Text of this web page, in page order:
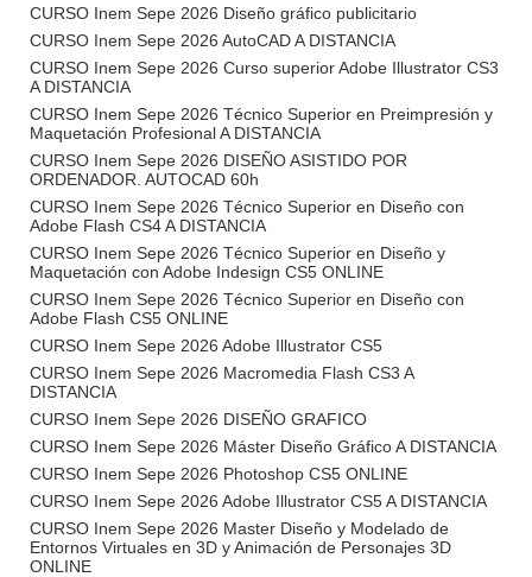
CURSO Inem Sepe 2026 Diseño gráfico publicitario
CURSO Inem Sepe 2026 AutoCAD A DISTANCIA
CURSO Inem Sepe 2026 Curso superior Adobe Illustrator CS3
A DISTANCIA
CURSO Inem Sepe 2026 Técnico Superior en Preimpresión y
Maquetación Profesional A DISTANCIA
CURSO Inem Sepe 2026 DISEÑO ASISTIDO POR
ORDENADOR. AUTOCAD 60h
CURSO Inem Sepe 2026 Técnico Superior en Diseño con
Adobe Flash CS4 A DISTANCIA
CURSO Inem Sepe 2026 Técnico Superior en Diseño y
Maquetación con Adobe Indesign CS5 ONLINE
CURSO Inem Sepe 2026 Técnico Superior en Diseño con
Adobe Flash CS5 ONLINE
CURSO Inem Sepe 2026 Adobe Illustrator CS5
CURSO Inem Sepe 2026 Macromedia Flash CS3 A
DISTANCIA
CURSO Inem Sepe 2026 DISEÑO GRAFICO
CURSO Inem Sepe 2026 Máster Diseño Gráfico A DISTANCIA
CURSO Inem Sepe 2026 Photoshop CS5 ONLINE
CURSO Inem Sepe 2026 Adobe Illustrator CS5 A DISTANCIA
CURSO Inem Sepe 2026 Master Diseño y Modelado de
Entornos Virtuales en 3D y Animación de Personajes 3D
ONLINE